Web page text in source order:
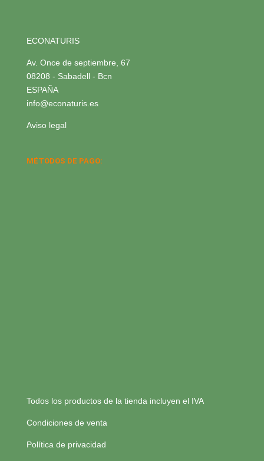
ECONATURIS
Av. Once de septiembre, 67
08208 - Sabadell - Bcn
ESPAÑA
info@econaturis.es
Aviso legal
MÉTODOS DE PAGO:
Todos los productos de la tienda incluyen el IVA
Condiciones de venta
Política de privacidad